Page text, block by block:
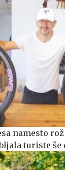
namesto
turiste še